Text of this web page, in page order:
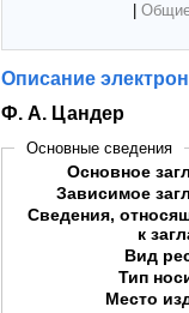
Описание
Ф. А. Цандер
Основные сведения
Основное
Зависимое
Сведения,
к
Вид
Тип
Место